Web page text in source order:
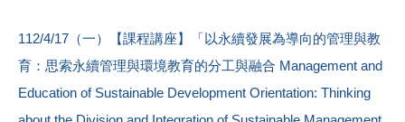
112/4/17（一）【課程講座】「以永續發展為導向的管理與教
育：思索永續管理與環境教育的分工與融合 Management and
Education of Sustainable Development Orientation: Thinking